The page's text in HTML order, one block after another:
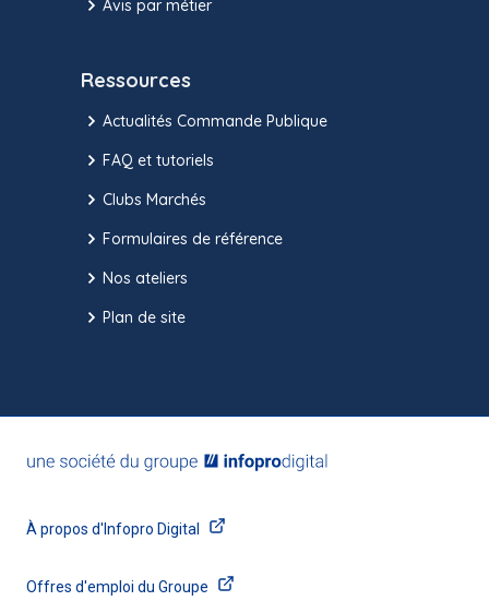
Avis par métier
Ressources
Actualités Commande Publique
FAQ et tutoriels
Clubs Marchés
Formulaires de référence
Nos ateliers
Plan de site